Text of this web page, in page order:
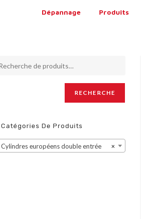
Dépannage Produits
RECHERCHE
Catégories De Produits
×
Cylindres européens double entrée